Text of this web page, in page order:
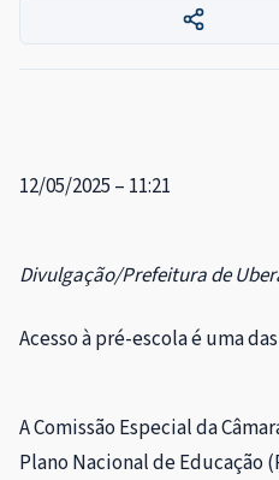
12/05/2025 – 11:21
Divulgação/Prefeitura de
Acesso à pré-escola é uma
A Comissão Especial da
Plano Nacional de Educação